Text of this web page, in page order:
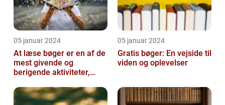
05 januar 2024
At læse bøger er en af de
mest givende og
berigende aktiviteter,
05 januar 2024
Gratis bøger: En vejside til
viden og oplevelser